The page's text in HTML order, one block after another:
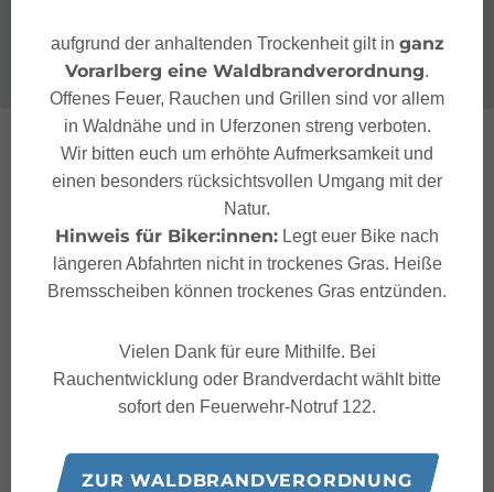
Folge uns auf:
aufgrund der anhaltenden Trockenheit gilt in ganz
Vorarlberg eine Waldbrandverordnung
Offenes Feuer, Rauchen und Grillen sind vor allem
in Waldnähe und in Uferzonen streng verboten.
Wir bitten euch um erhöhte Aufmerksamkeit und
einen besonders rücksichtsvollen Umgang mit der
Natur.
Hinweis für Biker:innen: Legt euer Bike nach
längeren Abfahrten nicht in trockenes Gras. Heiße
Bremsscheiben können trockenes Gras entzünden.
Vielen Dank für eure Mithilfe. Bei
Rauchentwicklung oder Brandverdacht wählt bitte
sofort den Feuerwehr-Notruf 122.
ZUR WALDBRANDVERORDNUNG